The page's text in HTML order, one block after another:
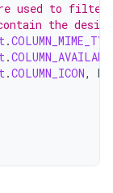
used to
the
.
.
.COLUMN_ICON, R